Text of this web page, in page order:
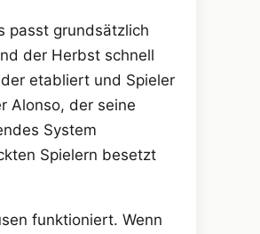
passt grundsätzlich
der Herbst schnell
etabliert und Spieler
Alonso, der seine
System
Spielern besetzt
funktioniert. Wenn